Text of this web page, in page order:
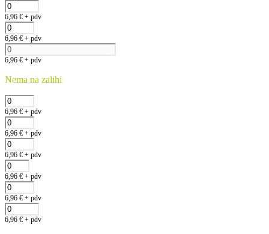
6,96 € + pdv
6,96 € + pdv
6,96 € + pdv
Nema na zalihi
6,96 € + pdv
6,96 € + pdv
6,96 € + pdv
6,96 € + pdv
6,96 € + pdv
6,96 € + pdv